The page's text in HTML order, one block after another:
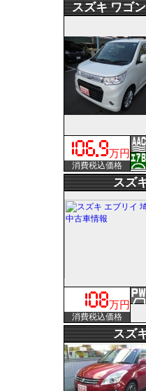
スズキ ワゴ
万円
消費税込価格
スズ
万円
消費税込価格
スズ